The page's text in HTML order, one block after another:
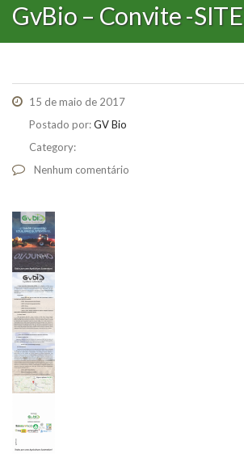
GvBio – Convite -SITE
15 de maio de 2017
Postado por:GV Bio
Category:
Nenhum comentário